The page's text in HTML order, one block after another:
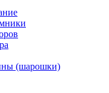
(шарошки)